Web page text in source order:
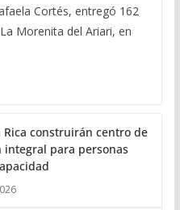
Cortés, entregó 162
Morenita del Ariari, en
Rica construirán centro de
integral para personas